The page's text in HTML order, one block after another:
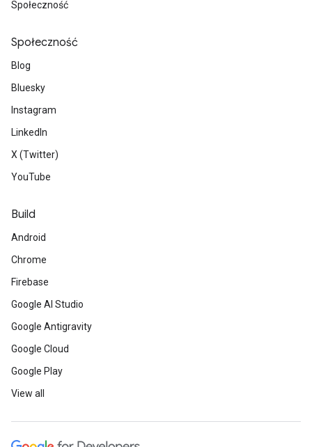
Społeczność
Społeczność
Blog
Bluesky
Instagram
LinkedIn
X (Twitter)
YouTube
Build
Android
Chrome
Firebase
Google AI Studio
Google Antigravity
Google Cloud
Google Play
View all